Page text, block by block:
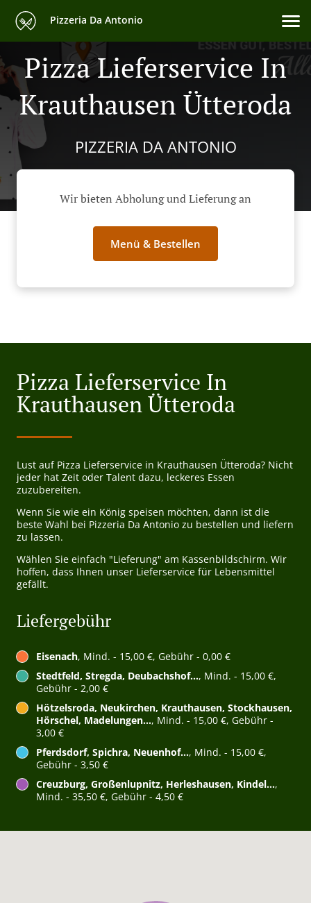
Pizzeria Da Antonio
Pizza Lieferservice In
Krauthausen Ütteroda
PIZZERIA DA ANTONIO
Wir bieten Abholung und Lieferung an
Menü & Bestellen
Pizza Lieferservice In
Krauthausen Ütteroda
Lust auf Pizza Lieferservice in Krauthausen Ütteroda? Nicht
jeder hat Zeit oder Talent dazu, leckeres Essen
zuzubereiten.
Wenn Sie wie ein König speisen möchten, dann ist die
beste Wahl bei Pizzeria Da Antonio zu bestellen und liefern
zu lassen.
Wählen Sie einfach "Lieferung" am Kassenbildschirm. Wir
hoffen, dass Ihnen unser Lieferservice für Lebensmittel
gefällt.
Liefergebühr
Eisenach, Mind. - 15,00 €, Gebühr - 0,00 €
Stedtfeld, Stregda, Deubachshof..., Mind. - 15,00 €,
Gebühr - 2,00 €
Hötzelsroda, Neukirchen, Krauthausen, Stockhausen,
Hörschel, Madelungen..., Mind. - 15,00 €, Gebühr -
3,00 €
Pferdsdorf, Spichra, Neuenhof..., Mind. - 15,00 €,
Gebühr - 3,50 €
Creuzburg, Großenlupnitz, Herleshausen, Kindel...,
Mind. - 35,50 €, Gebühr - 4,50 €